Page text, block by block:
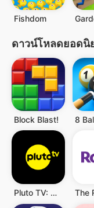
Fishdom
ดาวน์โหลดยอดนิ
Block Blast! 8
Pluto TV: Watch Free Movies/TV